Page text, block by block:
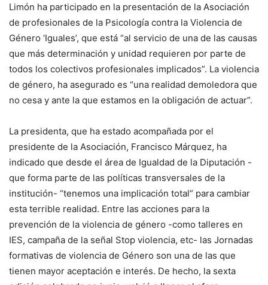
Limón ha participado en la presentación de la Asociación
de profesionales de la Psicología contra la Violencia de
Género ‘Iguales’, que está “al servicio de una de las causas
que más determinación y unidad requieren por parte de
todos los colectivos profesionales implicados”. La violencia
de género, ha asegurado es “una realidad demoledora que
no cesa y ante la que estamos en la obligación de actuar”.
La presidenta, que ha estado acompañada por el
presidente de la Asociación, Francisco Márquez, ha
indicado que desde el área de Igualdad de la Diputación -
que forma parte de las políticas transversales de la
institución- “tenemos una implicación total” para cambiar
esta terrible realidad. Entre las acciones para la
prevención de la violencia de género -como talleres en
IES, campaña de la señal Stop violencia, etc- las Jornadas
formativas de violencia de Género son una de las que
tienen mayor aceptación e interés. De hecho, la sexta